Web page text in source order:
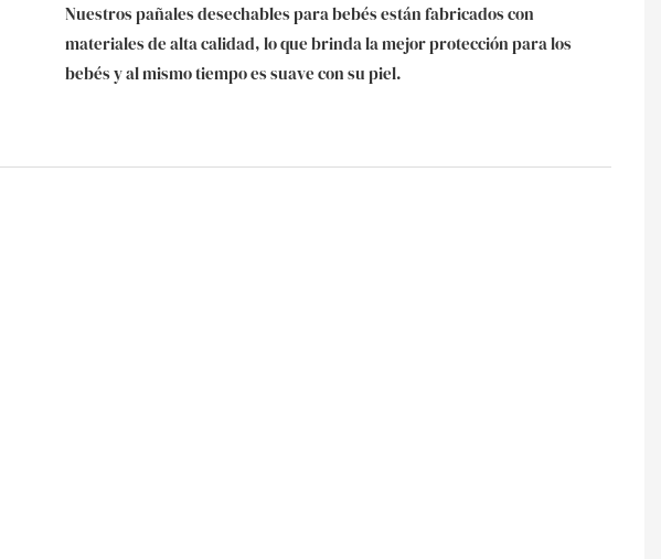
Nuestros pañales desechables para bebés están fabricados con
materiales de alta calidad, lo que brinda la mejor protección para los
bebés y al mismo tiempo es suave con su piel.